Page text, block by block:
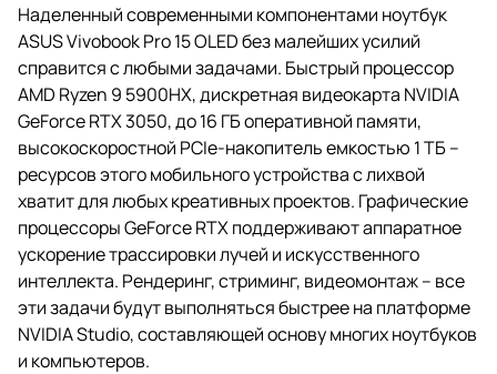
Наделенный современными компонентами ноутбук
ASUS Vivobook Pro 15 OLED без малейших усилий
справится с любыми задачами. Быстрый процессор
AMD Ryzen 9 5900HX, дискретная видеокарта NVIDIA
GeForce RTX 3050, до 16 ГБ оперативной памяти,
высокоскоростной PCIe-накопитель емкостью 1 ТБ –
ресурсов этого мобильного устройства с лихвой
хватит для любых креативных проектов. Графические
процессоры GeForce RTX поддерживают аппаратное
ускорение трассировки лучей и искусственного
интеллекта. Рендеринг, стриминг, видеомонтаж – все
эти задачи будут выполняться быстрее на платформе
NVIDIA Studio, составляющей основу многих ноутбуков
и компьютеров.